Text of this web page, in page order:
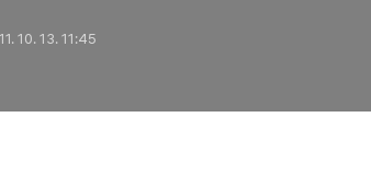
10. 13. 11:45